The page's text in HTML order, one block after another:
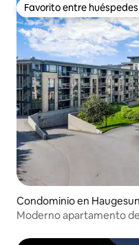
Favorito entre huéspedes
Favorito entre huéspedes
Condominio en
Moderno apartamento